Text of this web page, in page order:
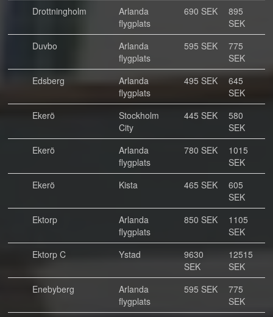
Drottningholm
Arlanda
flygplats
690 SEK
895
SEK
Duvbo
Arlanda
flygplats
595 SEK
775
SEK
Edsberg
Arlanda
flygplats
495 SEK
645
SEK
Ekerö
Stockholm
City
445 SEK
580
SEK
Ekerö
Arlanda
flygplats
780 SEK
1015
SEK
Ekerö
Kista 465 SEK
605
SEK
Ektorp
Arlanda
flygplats
850 SEK
1105
SEK
Ektorp C
Ystad
9630
SEK
12515
SEK
Enebyberg
Arlanda
flygplats
595 SEK
775
SEK